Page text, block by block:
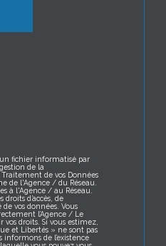
fichier informatisé par
de la
de vos Données
de l'Agence / du Réseau.
à l'Agence / au Réseau.
d’accès, de
vos données. Vous
l’Agence / Le
droits. Si vous estimez,
et Libertés » ne sont pas
informons de l’existence